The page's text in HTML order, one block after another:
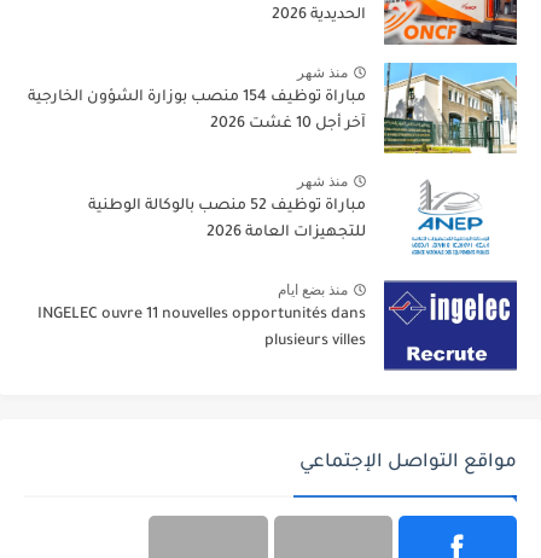
الحديدية 2026
منذ شهر
مباراة توظيف 154 منصب بوزارة الشؤون الخارجية
آخر أجل 10 غشت 2026
منذ شهر
مباراة توظيف 52 منصب بالوكالة الوطنية
للتجهيزات العامة 2026
منذ بضع ايام
INGELEC ouvre 11 nouvelles opportunités dans
plusieurs villes
مواقع التواصل الإجتماعي